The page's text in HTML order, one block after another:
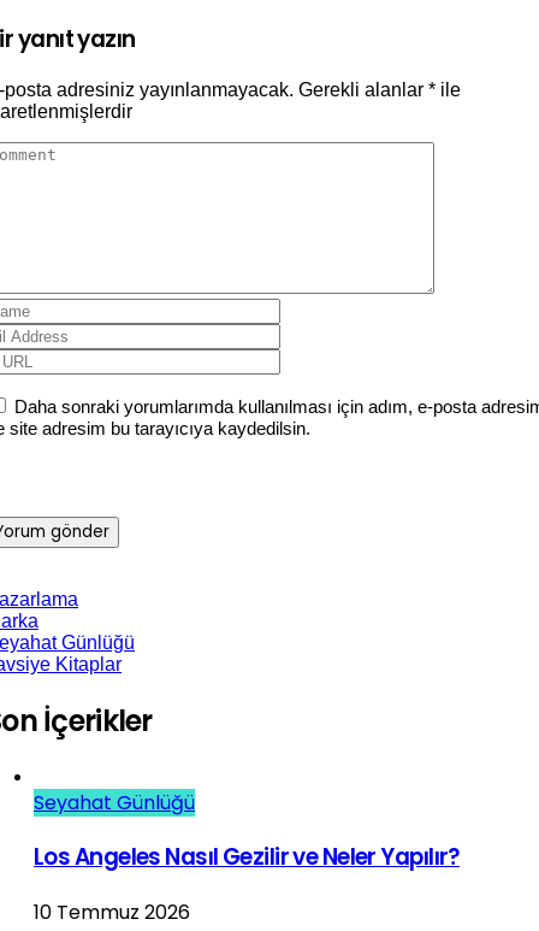
yanıt yazın
posta adresiniz yayınlanmayacak. Gerekli alanlar * ile
Daha sonraki yorumlarımda kullanılması için adım, e-posta
site adresim bu tarayıcıya kaydedilsin.
Günlüğü
Kitaplar
İçerikler
Seyahat Günlüğü
Los Angeles Nasıl Gezilir ve Neler Yapılır?
10 Temmuz 2026